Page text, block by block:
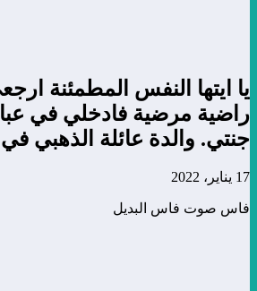
يا ايتها النفس المطمئنة
راضية مرضية فادخلي في
جنتي. والدة عائلة الذهبي في
17 يناير، 2022
فاس صوت فاس البديل